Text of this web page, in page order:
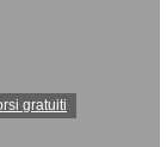
gratuiti